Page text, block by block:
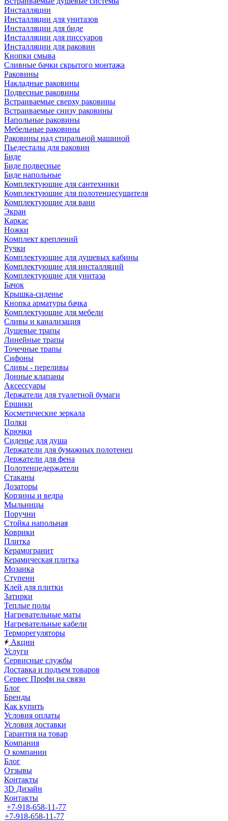
Инсталляции
Инсталляции для унитазов
Инсталляции для биде
Инсталляции для писсуаров
Инсталляции для раковин
Кнопки смыва
Сливные бачки скрытого монтажа
Раковины
Накладные раковины
Подвесные раковины
Встраиваемые сверху раковины
Встраиваемые снизу раковины
Напольные раковины
Мебельные раковины
Раковины над стиральной машиной
Пьедесталы для раковин
Биде
Биде подвесные
Биде напольные
Комплектующие для сантехники
Комплектующие для полотенцесушителя
Комплектующие для ванн
Экран
Каркас
Ножки
Комплект креплений
Ручки
Комплектующие для душевых кабины
Комплектующие для инсталляций
Комплектующие для унитаза
Бачок
Крышка-сиденье
Кнопка арматуры бачка
Комплектующие для мебели
Сливы и канализация
Душевые трапы
Линейные трапы
Точечные трапы
Сифоны
Сливы - переливы
Донные клапаны
Аксессуары
Держатели для туалетной бумаги
Ёршики
Косметические зеркала
Полки
Крючки
Сиденье для душа
Держатели для бумажных полотенец
Держатели для фена
Полотенцедержатели
Стаканы
Дозаторы
Корзины и ведра
Мыльницы
Поручни
Стойка напольная
Коврики
Плитка
Керамогранит
Керамическая плитка
Мозаика
Ступени
Клей для плитки
Затирки
Теплые полы
Нагревательные маты
Нагревательные кабели
Терморегуляторы
Акции
Услуги
Сервисные службы
Доставка и подъем товаров
Сервес Профи на связи
Блог
Бренды
Как купить
Условия оплаты
Условия доставки
Гарантия на товар
Компания
О компании
Блог
Отзывы
Контакты
3D Дизайн
Контакты
+7-918-658-11-77
+7-918-658-11-77